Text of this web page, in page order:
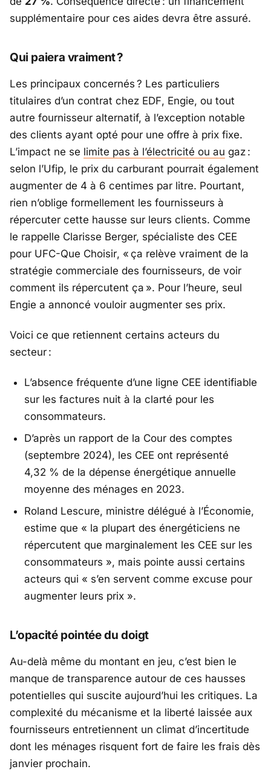
supplémentaire pour ces aides devra être assuré.
Qui paiera vraiment ?
Les principaux concernés ? Les particuliers
titulaires d’un contrat chez EDF, Engie, ou tout
autre fournisseur alternatif, à l’exception notable
des clients ayant opté pour une offre à prix fixe.
L’impact ne se limite pas à l’électricité ou au gaz :
selon l’Ufip, le prix du carburant pourrait également
augmenter de 4 à 6 centimes par litre. Pourtant,
rien n’oblige formellement les fournisseurs à
répercuter cette hausse sur leurs clients. Comme
le rappelle Clarisse Berger, spécialiste des CEE
pour UFC-Que Choisir, « ça relève vraiment de la
stratégie commerciale des fournisseurs, de voir
comment ils répercutent ça ». Pour l’heure, seul
Engie a annoncé vouloir augmenter ses prix.
Voici ce que retiennent certains acteurs du
secteur :
L’absence fréquente d’une ligne CEE identifiable
sur les factures nuit à la clarté pour les
consommateurs.
D’après un rapport de la Cour des comptes
(septembre 2024), les CEE ont représenté
4,32 % de la dépense énergétique annuelle
moyenne des ménages en 2023.
Roland Lescure, ministre délégué à l’Économie,
estime que « la plupart des énergéticiens ne
répercutent que marginalement les CEE sur les
consommateurs », mais pointe aussi certains
acteurs qui « s’en servent comme excuse pour
augmenter leurs prix ».
L’opacité pointée du doigt
Au-delà même du montant en jeu, c’est bien le
manque de transparence autour de ces hausses
potentielles qui suscite aujourd’hui les critiques. La
complexité du mécanisme et la liberté laissée aux
fournisseurs entretiennent un climat d’incertitude
dont les ménages risquent fort de faire les frais dès
janvier prochain.